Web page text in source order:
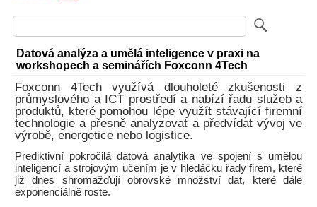
Datová analýza a umělá inteligence v praxi na
workshopech a seminářích Foxconn 4Tech
Foxconn 4Tech využívá dlouholeté zkušenosti z
průmyslového a ICT prostředí a nabízí řadu služeb a
produktů, které pomohou lépe využít stávající firemní
technologie a přesně analyzovat a předvídat vývoj ve
výrobě, energetice nebo logistice.
Prediktivní pokročilá datová analytika ve spojení s umělou
inteligencí a strojovým učením je v hledáčku řady firem, které
již dnes shromažďují obrovské množství dat, které dále
exponenciálně roste.